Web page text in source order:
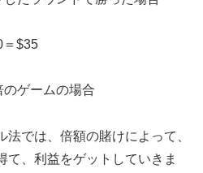
＝$35
ゲームの場合
法では、倍額の賭けによって、
て、利益をゲットしていきま